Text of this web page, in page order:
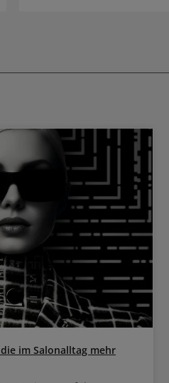
Entfernung
im Salonalltag mehr